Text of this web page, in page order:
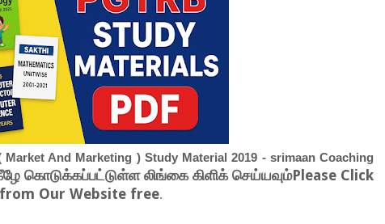
And Marketing ) Study Material 2019 - srimaan Coaching
கொடுக்கப்பட்டுள்ள லிங்கை கிளிக் செய்யவும்Please Click
Our Website free.